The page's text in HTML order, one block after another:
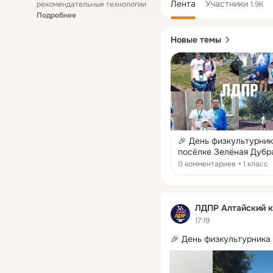
рекомендательные технологии
Подробнее
Лента Участники 1.9K
Новые темы
🎉 День
посёлке Зелёная
Сегодня в Рубцовском
Активисты ЛДПР
присоединились к
местным тренером —
именно благодаря
неравнодушным людям
0 комментариев 1 класс
ЛДПР Алтайский
17:19
🎉 День